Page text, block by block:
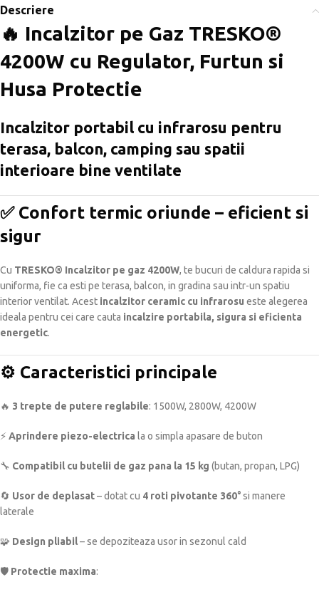
Descriere
🔥 Incalzitor pe Gaz TRESKO®
4200W cu Regulator, Furtun si
Husa Protectie
Incalzitor portabil cu infrarosu pentru
terasa, balcon, camping sau spatii
interioare bine ventilate
✅ Confort termic oriunde – eficient si
sigur
Cu TRESKO® Incalzitor pe gaz 4200W, te bucuri de caldura rapida si
uniforma, fie ca esti pe terasa, balcon, in gradina sau intr-un spatiu
interior ventilat. Acest incalzitor ceramic cu infrarosu este alegerea
ideala pentru cei care cauta incalzire portabila, sigura si eficienta
energetic.
⚙️ Caracteristici principale
🔥 3 trepte de putere reglabile: 1500W, 2800W, 4200W
⚡ Aprindere piezo-electrica la o simpla apasare de buton
🔧 Compatibil cu butelii de gaz pana la 15 kg (butan, propan, LPG)
🔄 Usor de deplasat– dotat cu 4 roti pivotante 360°si manere
laterale
🧩 Design pliabil– se depoziteaza usor in sezonul cald
🛡️ Protectie maxima: